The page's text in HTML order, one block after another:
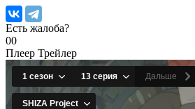
Есть жалоба?
00
Плеер Трейлер